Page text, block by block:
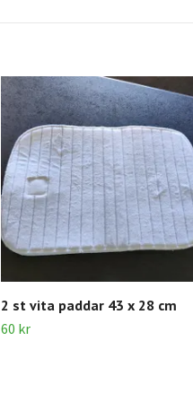
2 st vita paddar 43 x 28 cm
60 kr